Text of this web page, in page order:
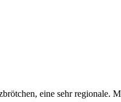
eine sehr regionale.